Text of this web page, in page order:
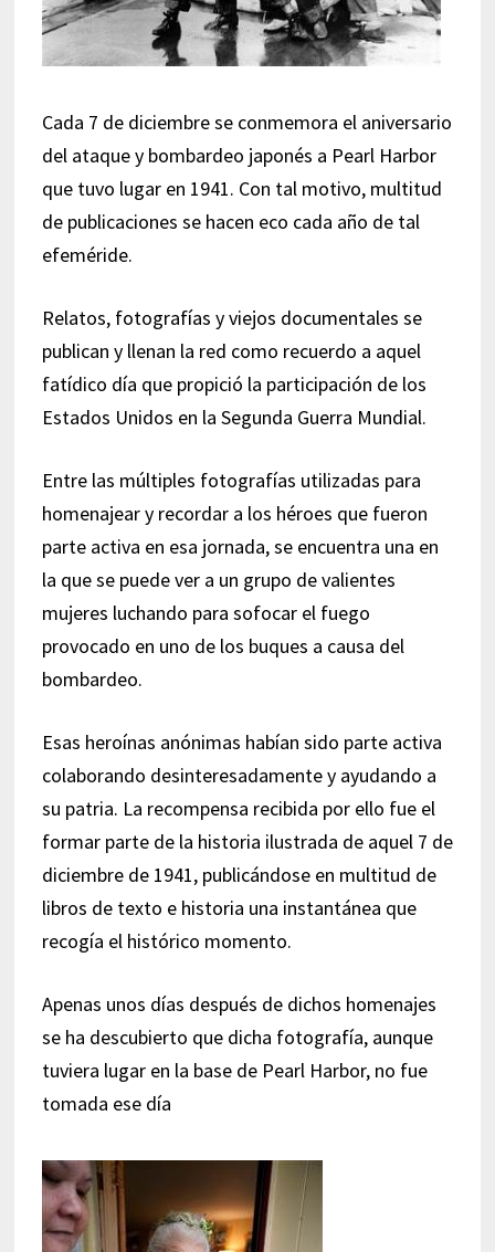
Cada 7 de diciembre se conmemora el aniversario
del ataque y bombardeo japonés a Pearl Harbor
que tuvo lugar en 1941. Con tal motivo, multitud
de publicaciones se hacen eco cada año de tal
efeméride.
Relatos, fotografías y viejos documentales se
publican y llenan la red como recuerdo a aquel
fatídico día que propició la participación de los
Estados Unidos en la Segunda Guerra Mundial.
Entre las múltiples fotografías utilizadas para
homenajear y recordar a los héroes que fueron
parte activa en esa jornada, se encuentra una en
la que se puede ver a un grupo de valientes
mujeres luchando para sofocar el fuego
provocado en uno de los buques a causa del
bombardeo.
Esas heroínas anónimas habían sido parte activa
colaborando desinteresadamente y ayudando a
su patria. La recompensa recibida por ello fue el
formar parte de la historia ilustrada de aquel 7 de
diciembre de 1941, publicándose en multitud de
libros de texto e historia una instantánea que
recogía el histórico momento.
Apenas unos días después de dichos homenajes
se ha descubierto que dicha fotografía, aunque
tuviera lugar en la base de Pearl Harbor, no fue
tomada ese día